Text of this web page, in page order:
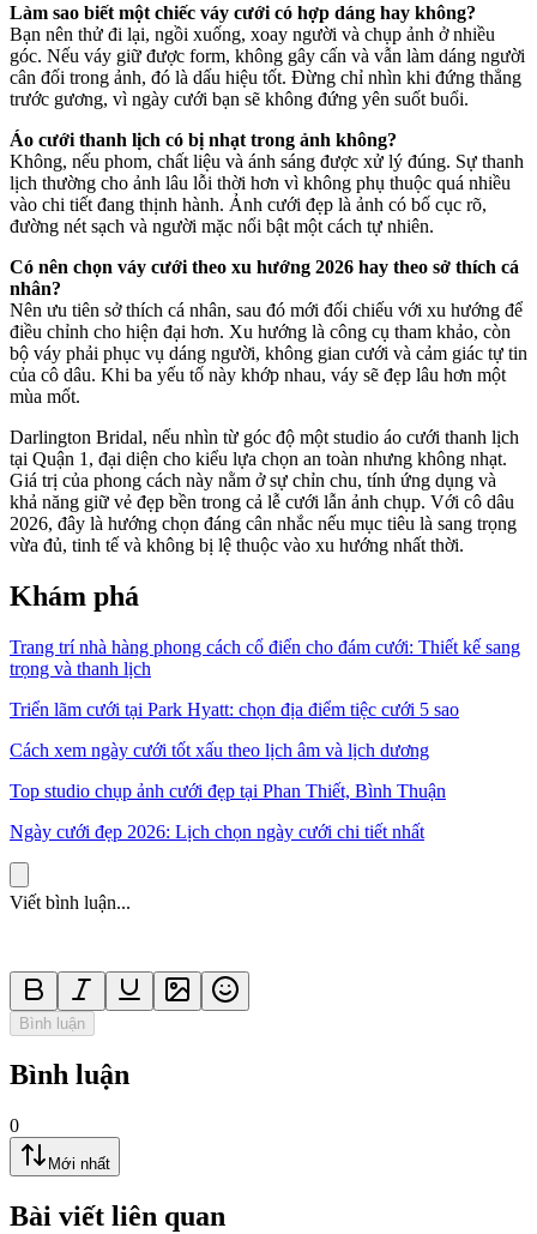
Làm sao biết một chiếc váy cưới có hợp dáng hay không?
Bạn nên thử đi lại, ngồi xuống, xoay người và chụp ảnh ở nhiều
góc. Nếu váy giữ được form, không gây cấn và vẫn làm dáng người
cân đối trong ảnh, đó là dấu hiệu tốt. Đừng chỉ nhìn khi đứng thẳng
trước gương, vì ngày cưới bạn sẽ không đứng yên suốt buổi.
Áo cưới thanh lịch có bị nhạt trong ảnh không?
Không, nếu phom, chất liệu và ánh sáng được xử lý đúng. Sự thanh
lịch thường cho ảnh lâu lỗi thời hơn vì không phụ thuộc quá nhiều
vào chi tiết đang thịnh hành. Ảnh cưới đẹp là ảnh có bố cục rõ,
đường nét sạch và người mặc nổi bật một cách tự nhiên.
Có nên chọn váy cưới theo xu hướng 2026 hay theo sở thích cá
nhân?
Nên ưu tiên sở thích cá nhân, sau đó mới đối chiếu với xu hướng để
điều chỉnh cho hiện đại hơn. Xu hướng là công cụ tham khảo, còn
bộ váy phải phục vụ dáng người, không gian cưới và cảm giác tự tin
của cô dâu. Khi ba yếu tố này khớp nhau, váy sẽ đẹp lâu hơn một
mùa mốt.
Darlington Bridal, nếu nhìn từ góc độ một studio áo cưới thanh lịch
tại Quận 1, đại diện cho kiểu lựa chọn an toàn nhưng không nhạt.
Giá trị của phong cách này nằm ở sự chỉn chu, tính ứng dụng và
khả năng giữ vẻ đẹp bền trong cả lễ cưới lẫn ảnh chụp. Với cô dâu
2026, đây là hướng chọn đáng cân nhắc nếu mục tiêu là sang trọng
vừa đủ, tinh tế và không bị lệ thuộc vào xu hướng nhất thời.
Khám phá
Trang trí nhà hàng phong cách cổ điển cho đám cưới: Thiết kế sang
trọng và thanh lịch
Triển lãm cưới tại Park Hyatt: chọn địa điểm tiệc cưới 5 sao
Cách xem ngày cưới tốt xấu theo lịch âm và lịch dương
Top studio chụp ảnh cưới đẹp tại Phan Thiết, Bình Thuận
Ngày cưới đẹp 2026: Lịch chọn ngày cưới chi tiết nhất
Viết bình luận...
Bình luận
Bình luận
0
Mới nhất
Bài viết liên quan